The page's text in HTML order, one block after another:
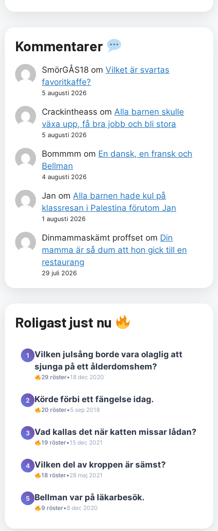
Kommentarer
SmörGÅS18 omVilket är svartas
favoritkaffe?
5 augusti 2026
Crackintheass om Alla barnen skulle
växa upp, få bra jobb och bli stora
5 augusti 2026
Bommmm om En dansk, en fransk och
Bellman
4 augusti 2026
Jan om Alla barnen hade kul på
klassresan i Palestina förutom Jan
1 augusti 2026
Dinmammaskämt proffset om Din
mamma är så dum att hon gick till en
restaurang
29 juli 2026
Roligast just nu
1
Vilken julsång borde vara olaglig att
sjunga på ett ålderdomshem?
29 röster•18 dec 2020
2 Körde förbi ett fängelse idag.
20 röster•5 sep 2018
3 Vad kallas det när katten missar lådan?
19 röster•15 dec 2021
4 Vilken del av kroppen är sämst?
18 röster•28 maj 2021
5 Bellman var på läkarbesök.
9 röster•8 dec 2020